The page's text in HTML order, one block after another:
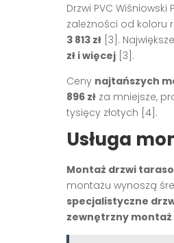
Drzwi PVC
zależności od koloru
3 813 zł [3] .
zł i więcej [3] .
Ceny najtańszych
896 zł za mniejsze,
tysięcy złotych [4] .
Usługa
Montaż drzwi
montażu wynoszą
specjalistyczne
zewnętrzny montaż